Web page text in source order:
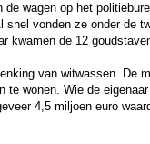
de wagen op het
snel vonden ze onder de
kwamen de 12
van witwassen. De
te wonen. Wie de
4,5 miljoen euro